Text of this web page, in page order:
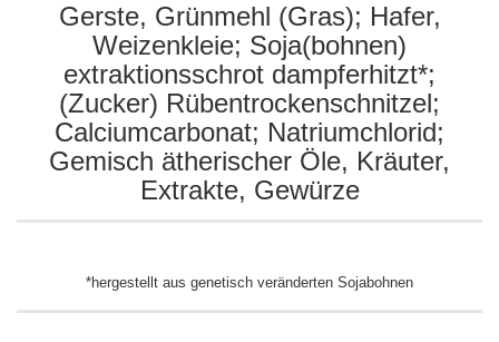
Gerste, Grünmehl (Gras); Hafer,
Weizenkleie; Soja(bohnen)
extraktionsschrot dampferhitzt*;
(Zucker) Rübentrockenschnitzel;
Calciumcarbonat; Natriumchlorid;
Gemisch ätherischer Öle, Kräuter,
Extrakte, Gewürze
*hergestellt aus genetisch veränderten Sojabohnen